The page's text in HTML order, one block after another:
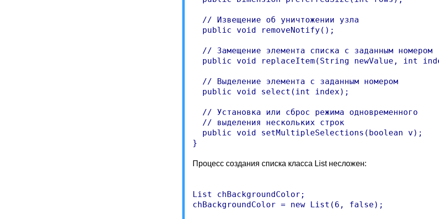
  // Извещение об уничтожении узла
  public void removeNotify();
  // Замещение элемента списка с заданным номером
public void replaceItem(String newValue, int
  // Выделение элемента с заданным номером
  public void select(int index);
  // Установка или сброс режима одновременного
  // выделения нескольких строк
  public void setMultipleSelections(boolean v);
Процесс создания списка класса List несложен:
List chBackgroundColor;